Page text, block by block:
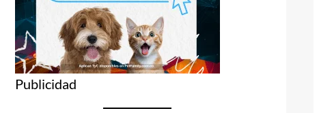
Publicidad